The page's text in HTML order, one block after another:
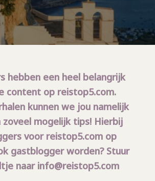
hebben een heel belangrijk
content op reistop5.com.
kunnen we jou namelijk
zoveel mogelijk tips! Hierbij
voor reistop5.com op
gastblogger worden? Stuur
naar info@reistop5.com